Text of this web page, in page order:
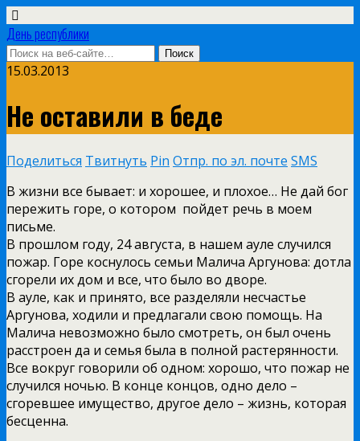
День республики
15.03.2013
Не оставили в беде
Поделиться Твитнуть Pin Отпр. по эл. почте SMS
В жизни все бывает: и хорошее, и плохое… Не дай бог
пережить горе, о котором пойдет речь в моем
письме.
В прошлом году, 24 августа, в нашем ауле случился
пожар. Горе коснулось семьи Малича Аргунова: дотла
сгорели их дом и все, что было во дворе.
В ауле, как и принято, все разделяли несчастье
Аргунова, ходили и предлагали свою помощь. На
Малича невозможно было смотреть, он был очень
расстроен да и семья была в полной растерянности.
Все вокруг говорили об одном: хорошо, что пожар не
случился ночью. В конце концов, одно дело –
сгоревшее имущество, другое дело – жизнь, которая
бесценна.